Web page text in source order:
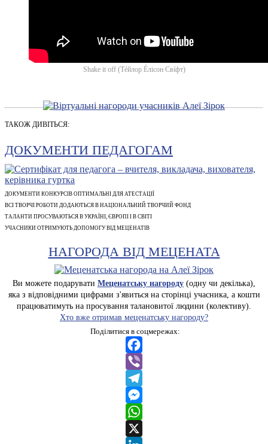
Shake it off (Тéйлор Éлісон Свíфт)
ТАКОЖ ДИВІТЬСЯ:
ДОКУМЕНТИ ПЕДАГОГАМ
ДОКУМЕНТИ КОНКУРСІВ ОПТИМАЛЬНІ ДЛЯ АТЕСТАЦІЇ
ВСІ ТВОРЧІ РОБОТИ ДОДАЮТЬСЯ В НАЦІОНАЛЬНИЙ ТВОРЧИЙ ФОНД
ТАЛАНТИ ПРОСУВАЮТЬСЯ В УКРАЇНІ, ЄВРОПІ І В СВІТІ
УЧАСНИКИ ОТРИМУЮТЬ ДОПОМОГУ ВІД МЕЦЕНАТІВ
НАГОРОДА ВІД МЕЦЕНАТА
Ви можете подарувати Меценатську нагороду (одну чи декілька),
яка з відповідними цифрами з'явиться на сторінці учасника, а кошти
працюватимуть на просування талановитої людини (колективу).
Хто вже отримав меценатську нагороду?
Поділитися в соцмережах:
Facebook
Viber
Telegram
Messenger
WhatsApp